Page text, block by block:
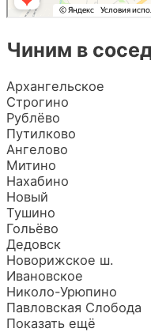
Чиним в
Архангельское
Строгино
Рублёво
Путилково
Ангелово
Митино
Нахабино
Новый
Тушино
Гольёво
Дедовск
Новорижское ш.
Ивановское
Николо-Урюпино
Павловская Слобода
Показать ещё